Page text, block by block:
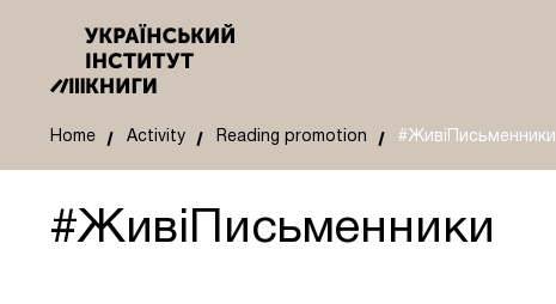
Home Activity Reading promotion #ЖивіПисьменники
#ЖивіПисьменники